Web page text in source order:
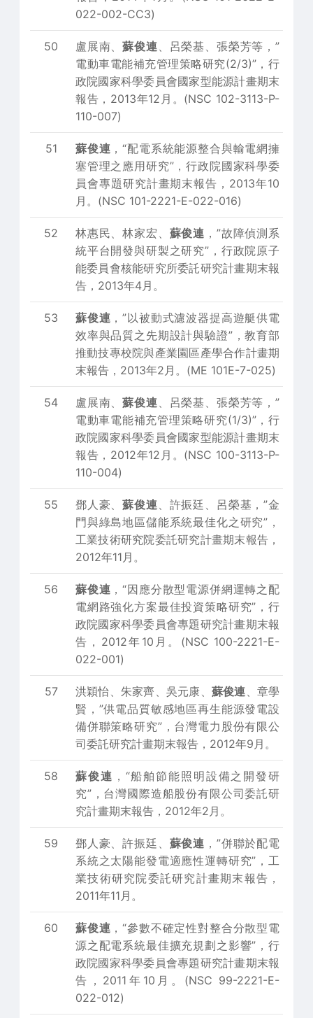
022-002-CC3)
50 盧展南、蘇俊連、呂榮基、張榮芳等，”
電動車電能補充管理策略研究(2/3)”，行
政院國家科學委員會國家型能源計畫期末
報告，2013年12月。(NSC 102-3113-P-
110-007)
51 蘇俊連 ，“配電系統能源整合與輸電網擁
塞管理之應用研究”，行政院國家科學委
員會專題研究計畫期末報告，2013年10
月。(NSC 101-2221-E-022-016)
52 林惠民、林家宏、 蘇俊連 ，”故障偵測系
統平台開發與研製之研究”，行政院原子
能委員會核能研究所委託研究計畫期末報
告，2013年4月。
53 蘇俊連 ，”以被動式濾波器提高遊艇供電
效率與品質之先期設計與驗證”，教育部
推動技專校院與產業園區產學合作計畫期
末報告，2013年2月。(ME 101E-7-025)
54 盧展南、蘇俊連、呂榮基、張榮芳等，”
電動車電能補充管理策略研究(1/3)”，行
政院國家科學委員會國家型能源計畫期末
報告，2012年12月。(NSC 100-3113-P-
110-004)
55 鄧人豪、蘇俊連、許振廷、呂榮基，”金
門與綠島地區儲能系統最佳化之研究”，
工業技術研究院委託研究計畫期末報告，
2012年11月。
56 蘇俊連 ，“因應分散型電源併網運轉之配
電網路強化方案最佳投資策略研究”，行
政院國家科學委員會專題研究計畫期末報
告，2012年10月。(NSC 100-2221-E-
022-001)
57 洪穎怡、朱家齊、吳元康、 蘇俊連、章學
賢，”供電品質敏感地區再生能源發電設
備併聯策略研究”，台灣電力股份有限公
司委託研究計畫期末報告，2012年9月。
58 蘇俊連 ，“船舶節能照明設備之開發研
究”，台灣國際造船股份有限公司委託研
究計畫期末報告，2012年2月。
59 鄧人豪、許振廷、 蘇俊連 ，”併聯於配電
系統之太陽能發電適應性運轉研究”，工
業技術研究院委託研究計畫期末報告，
2011年11月。
60 蘇俊連 ，“參數不確定性對整合分散型電
源之配電系統最佳擴充規劃之影響”，行
政院國家科學委員會專題研究計畫期末報
告，2011年10月。(NSC 99-2221-E-
022-012)